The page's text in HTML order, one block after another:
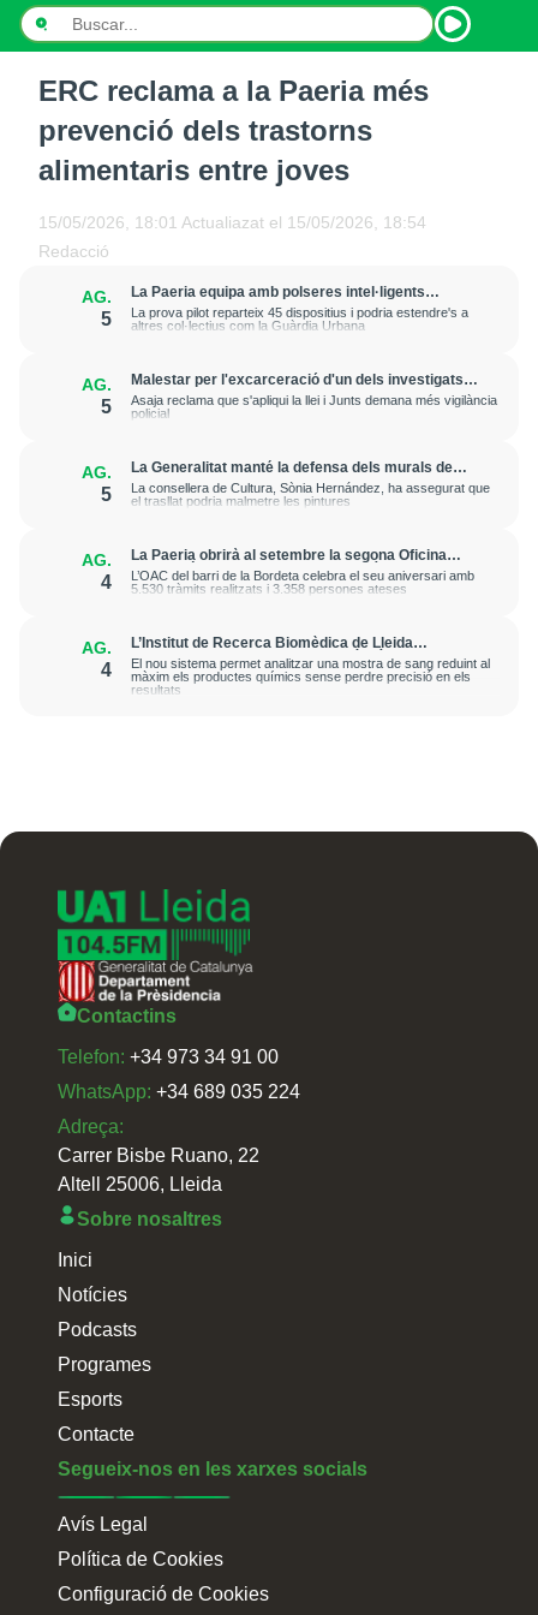
ESPORTS
ERC reclama a la Paeria més
prevenció dels trastorns
alimentaris entre joves
15/05/2026, 18:01 Actualiazat el 15/05/2026, 18:54
Redacció
AG.
5
La Paeria equipa amb polseres intel·ligents
treballadors municipals que fan feina al carrer per
prevenir cops de calor
La prova pilot reparteix 45 dispositius i podria estendre's a
altres col·lectius com la Guàrdia Urbana
AG.
5
Malestar per l'excarceració d'un dels investigats
per l'onada de robatoris i incendis a cases de
l'Horta de Lleida
Asaja reclama que s'apliqui la llei i Junts demana més vigilància
policial
AG.
5
La Generalitat manté la defensa dels murals de
Sixena i aposta per esgotar la via judicial
La consellera de Cultura, Sònia Hernández, ha assegurat que
el trasllat podria malmetre les pintures
AG.
4
La Paeria obrirà al setembre la segona Oficina
d’Atenció Ciutadana de Barri al Secà de Sant Pere
L’OAC del barri de la Bordeta celebra el seu aniversari amb
5.530 tràmits realitzats i 3.358 persones ateses
AG.
4
L’Institut de Recerca Biomèdica de Lleida
desenvolupa una metodologia més ràpida i
sostenible per avançar en la medicina de precisió
El nou sistema permet analitzar una mostra de sang reduint al
màxim els productes químics sense perdre precisió en els
resultats
Contactins
Telefon: +34 973 34 91 00
WhatsApp: +34 689 035 224
Adreça:
Carrer Bisbe Ruano, 22
Altell 25006, Lleida
Sobre nosaltres
Inici
Notícies
Podcasts
Programes
Esports
Contacte
Segueix-nos en les xarxes socials
Avís Legal
Política de Cookies
Configuració de Cookies